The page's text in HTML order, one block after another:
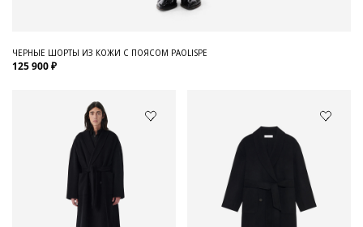
ЧЕРНЫЕ ШОРТЫ ИЗ КОЖИ С ПОЯСОМ PAOLISPE
125 900 ₽